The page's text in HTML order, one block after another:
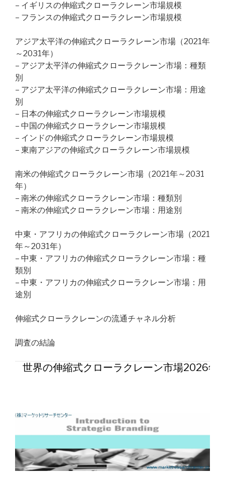
– イギリスの伸縮式クローラクレーン市場規模
– フランスの伸縮式クローラクレーン市場規模
アジア太平洋の伸縮式クローラクレーン市場（2021年
～2031年）
– アジア太平洋の伸縮式クローラクレーン市場：種類
別
– アジア太平洋の伸縮式クローラクレーン市場：用途
別
– 日本の伸縮式クローラクレーン市場規模
– 中国の伸縮式クローラクレーン市場規模
– インドの伸縮式クローラクレーン市場規模
– 東南アジアの伸縮式クローラクレーン市場規模
南米の伸縮式クローラクレーン市場（2021年～2031
年）
– 南米の伸縮式クローラクレーン市場：種類別
– 南米の伸縮式クローラクレーン市場：用途別
中東・アフリカの伸縮式クローラクレーン市場（2021
年～2031年）
– 中東・アフリカの伸縮式クローラクレーン市場：種
類別
– 中東・アフリカの伸縮式クローラクレーン市場：用
途別
伸縮式クローラクレーンの流通チャネル分析
調査の結論
世界の伸縮式クローラクレーン市場2026年